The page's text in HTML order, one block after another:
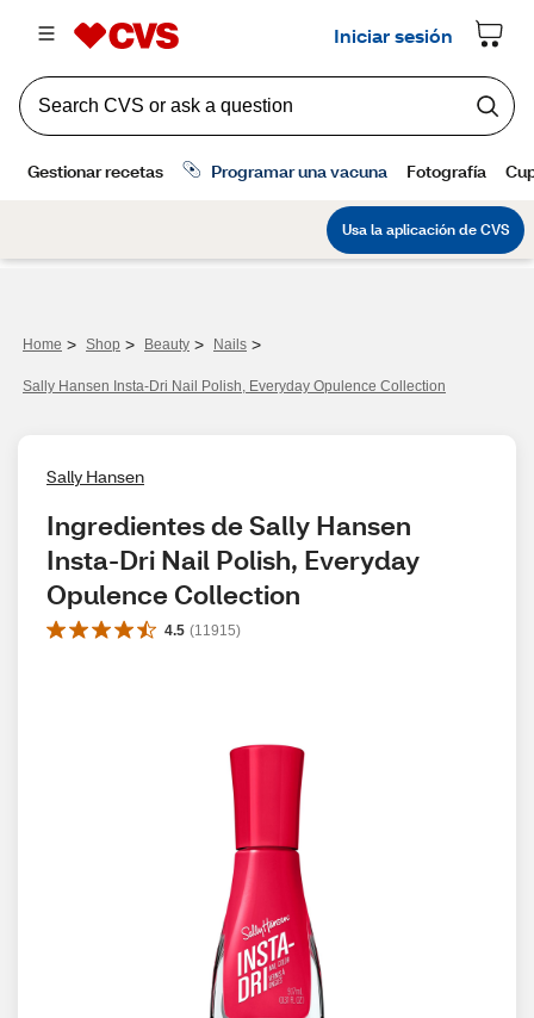
Home > Shop > Beauty > Nails >
Sally Hansen Insta-Dri Nail Polish, Everyday Opulence Collection
Sally Hansen
Ingredientes de Sally Hansen
Insta-Dri Nail Polish, Everyday
Opulence Collection
4.5 (11915)